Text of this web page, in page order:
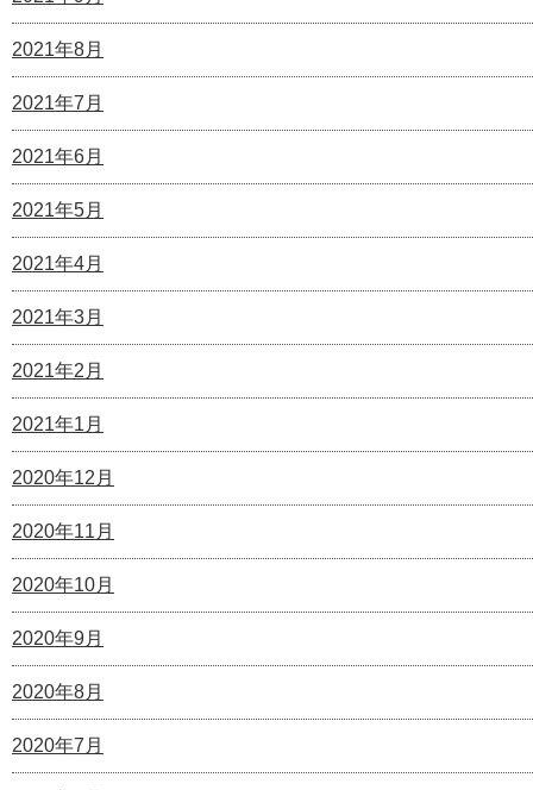
2021年8月
2021年7月
2021年6月
2021年5月
2021年4月
2021年3月
2021年2月
2021年1月
2020年12月
2020年11月
2020年10月
2020年9月
2020年8月
2020年7月